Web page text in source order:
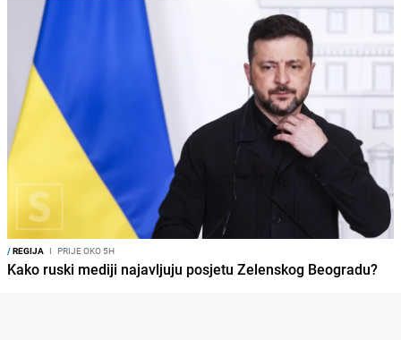
/REGIJA I PRIJE OKO 5H
Kako ruski mediji najavljuju posjetu Zelenskog Beogradu?